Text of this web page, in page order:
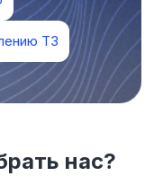
ТЗ
нас?